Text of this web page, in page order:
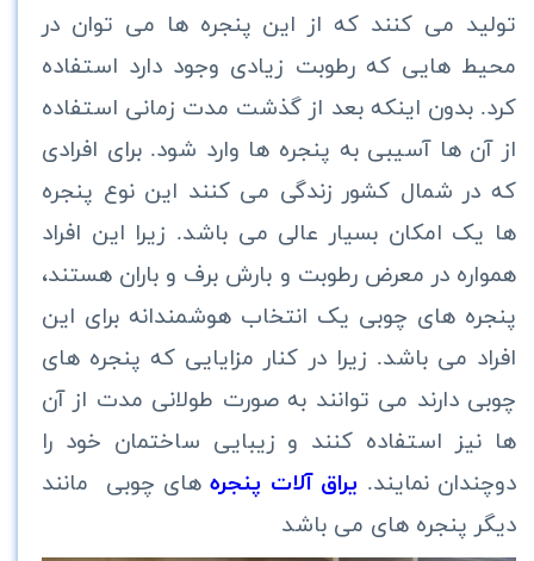
تولید می‌ کنند که از این پنجره ها می توان در
محیط هایی که رطوبت زیادی وجود دارد استفاده
کرد. بدون اینکه بعد از گذشت مدت زمانی استفاده
از آن ها آسیبی به پنجره ها وارد شود. برای افرادی
که در شمال کشور زندگی می‌ کنند این نوع پنجره
ها یک امکان بسیار عالی می باشد. زیرا این افراد
همواره در معرض رطوبت و بارش برف و باران هستند،
پنجره های چوبی یک انتخاب هوشمندانه برای این
افراد می باشد. زیرا در کنار مزایایی که پنجره های
چوبی دارند می‌ توانند به صورت طولانی مدت از آن
ها نیز استفاده کنند و زیبایی ساختمان خود را
دوچندان نمایند. یراق آلات پنجرههای چوبی مانند
دیگر پنجره های می باشد